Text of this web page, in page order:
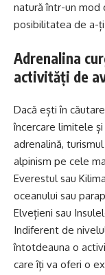
natură într-un mod
posibilitatea de a-
Adrenalina
activități de
Dacă ești în
încercare limitele
adrenalină,
alpinism pe cele
Everestul sau
oceanului sau
Elvețieni sau
Indiferent de
întotdeauna o
care îți va oferi o